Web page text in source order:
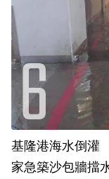
基隆港海水倒灌
家急築沙包牆擋